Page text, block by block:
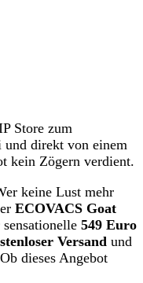
Store zum
und direkt von einem
kein Zögern verdient.
keine Lust mehr
ECOVACS Goat
549 Euro
Versand und
dieses Angebot